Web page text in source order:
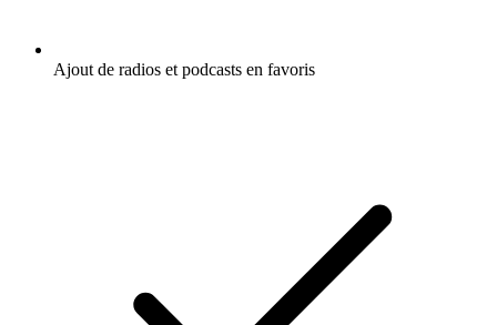
Ajout de radios et podcasts en favoris